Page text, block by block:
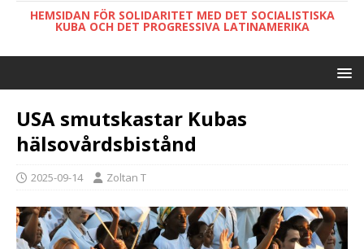
HEMSIDAN FÖR SOLIDARITET MED DET SOCIALISTISKA
KUBA OCH DET PROGRESSIVA LATINAMERIKA
USA smutskastar Kubas
hälsovårdsbistånd
2025-09-14 Zoltan T